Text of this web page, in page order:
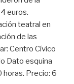
euros.
teatral en
de las
Centro Cívico
Dato esquina
horas. Precio: 6